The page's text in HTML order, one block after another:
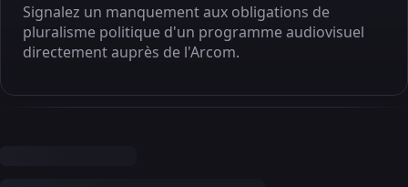
Signalez un manquement aux obligations de
pluralisme politique d'un programme audiovisuel
directement auprès de l'Arcom.